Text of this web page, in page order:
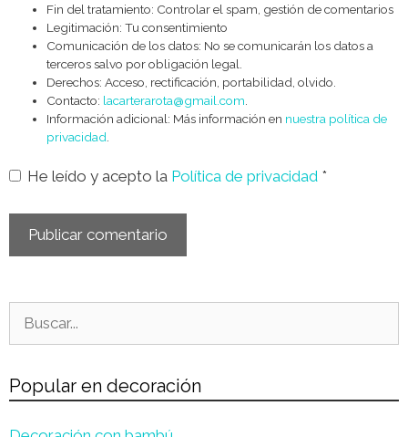
Fin del tratamiento: Controlar el spam, gestión de comentarios
Legitimación: Tu consentimiento
Comunicación de los datos: No se comunicarán los datos a
terceros salvo por obligación legal.
Derechos: Acceso, rectificación, portabilidad, olvido.
Contacto: lacarterarota@gmail.com
Información adicional: Más información en nuestra política de
privacidad
He leído y acepto la Política de privacidad *
Popular en decoración